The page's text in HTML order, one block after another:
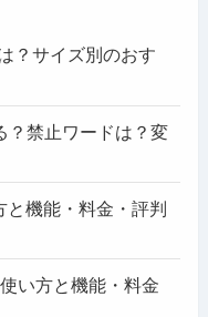
？サイズ別のおす
？禁止ワードは？変
機能・料金・評判
い方と機能・料金